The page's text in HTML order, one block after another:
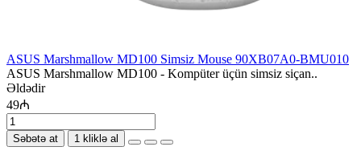
ASUS Marshmallow MD100 Simsiz Mouse 90XB07A0-BMU010
ASUS Marshmallow MD100 - Kompüter üçün simsiz siçan..
Əldədir
49₼
Səbətə at 1 kliklə al